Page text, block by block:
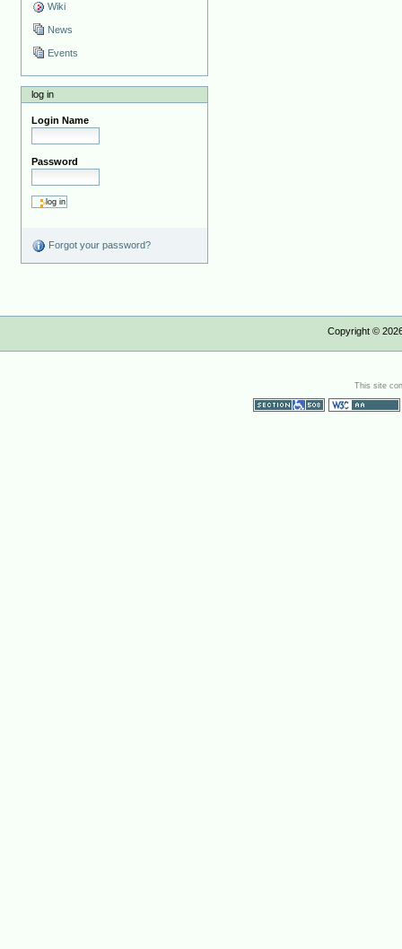
Wiki
News
Events
log in
Login Name
Password
Forgot your password?
Copyright ©
This site